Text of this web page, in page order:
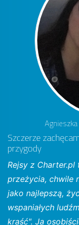
Szczerze
przygody
Rejsy z Charter.pl
przeżycia, chwile
jako najlepszą,
wspaniałych
kraść". Ja